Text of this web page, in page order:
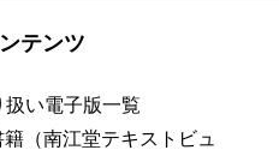
テンツ
扱い電子版一覧
（南江堂テキストビュ